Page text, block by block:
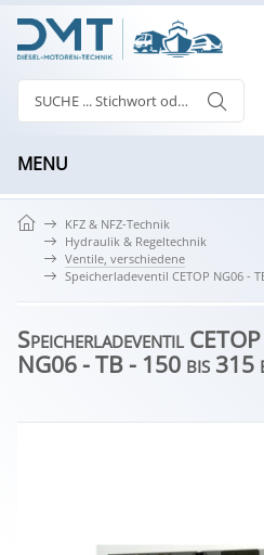
MENU
KFZ & NFZ-Technik
Hydraulik & Regeltechnik
Ventile, verschiedene
Speicherladeventil CETOP NG06 -
Speicherladeventil CETOP
NG06 - TB - 150 bis 315